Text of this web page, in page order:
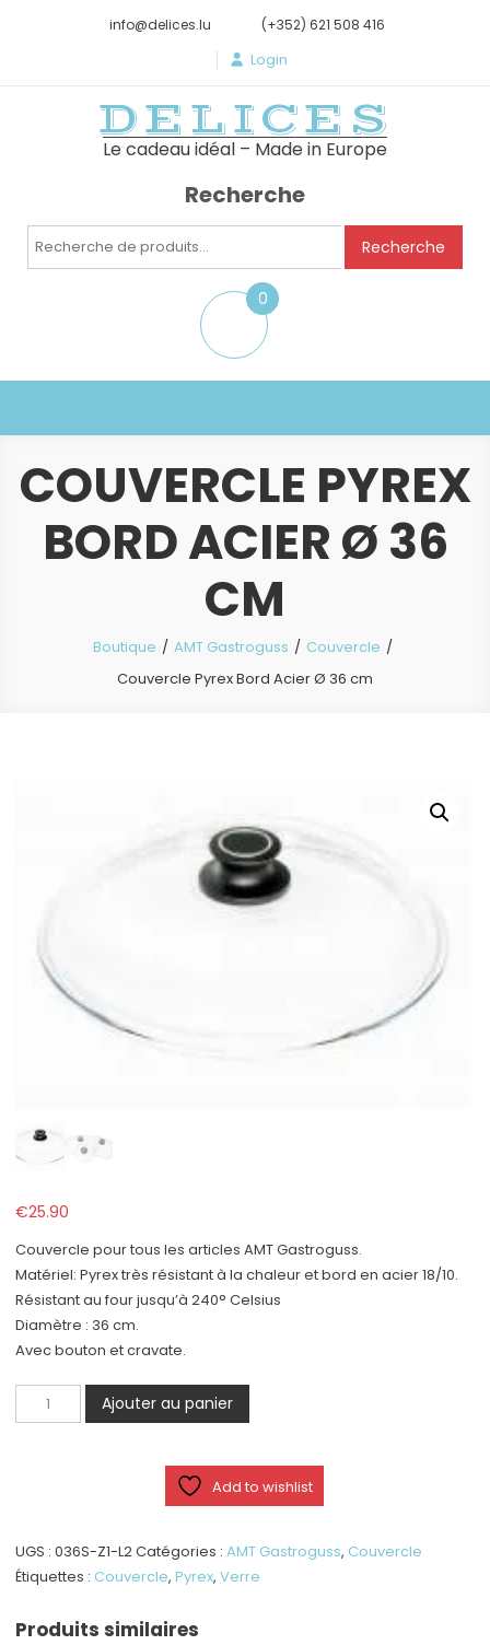
info@delices.lu (+352) 621 508 416
Login
DELICES
Le cadeau idéal – Made in Europe
Recherche
Recherche
Recherche
0
item
COUVERCLE PYREX
BORD ACIER Ø 36
CM
Boutique AMT Gastroguss
Couvercle
Couvercle Pyrex Bord Acier Ø 36 cm
€25.90
Couvercle pour tous les articles AMT Gastroguss.
Matériel: Pyrex très résistant à la chaleur et bord en acier 18/10.
Résistant au four jusqu’à 240° Celsius
Diamètre : 36 cm.
Avec bouton et cravate.
quantité
de
Ø
36
Ajouter au panier
Add to wishlist
UGS :036S-Z1-L2Catégories :AMT Gastroguss, Couvercle
Étiquettes : Couvercle,Pyrex,Verre
Produits similaires